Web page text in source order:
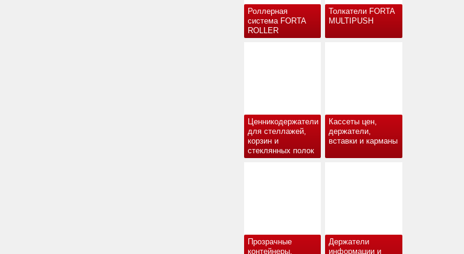
Роллерная
система FORTA
ROLLER
Толкатели FORTA
MULTIPUSH
Ценникодержатели
для стеллажей,
корзин и
стеклянных полок
Кассеты цен,
держатели,
вставки и карманы
Прозрачные
контейнеры,
Держатели
информации и